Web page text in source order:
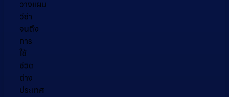
วางแผน
วีซ่า
จนถึง
การ
ใช้
ชีวิต
ต่าง
ประเทศ